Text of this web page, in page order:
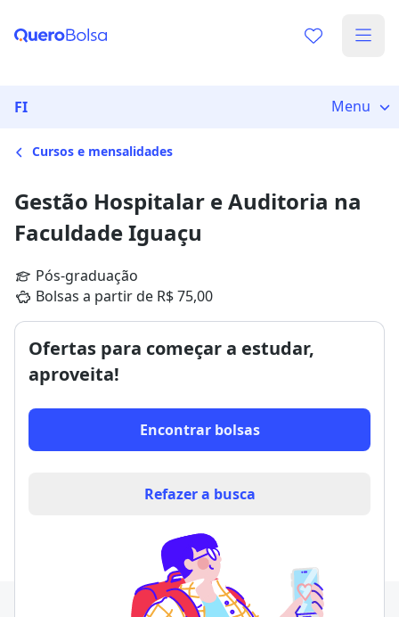
FI Menu
Cursos e mensalidades
Gestão Hospitalar e Auditoria na
Faculdade Iguaçu
Pós-graduação
Bolsas a partir de R$ 75,00
Ofertas para começar a estudar,
aproveita!
Encontrar bolsas
Refazer a busca